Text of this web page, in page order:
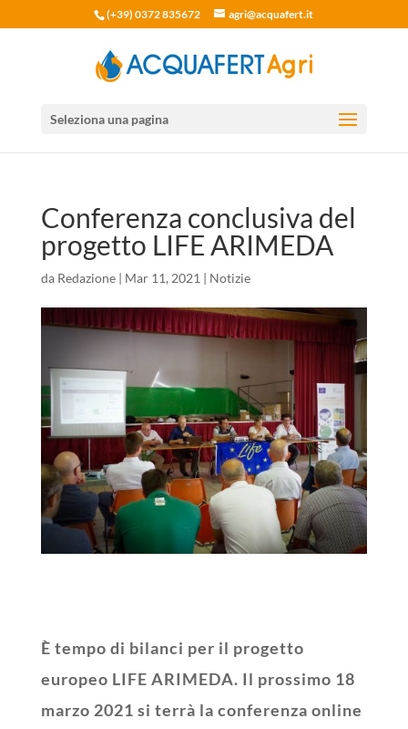
(+39) 0372 835672 agri@acquafert.it
Seleziona una pagina
Conferenza conclusiva del
progetto LIFE ARIMEDA
da Redazione| Mar 11, 2021 | Notizie
È tempo di bilanci per il progetto
europeo LIFE ARIMEDA. Il prossimo 18
marzo 2021 si terrà la conferenza online